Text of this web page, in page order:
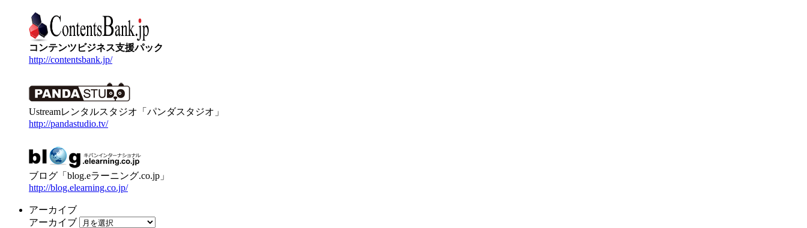
コンテンツビジネス支援パック
http://contentsbank.jp/
Ustreamレンタルスタジオ「パンダスタジオ」
http://pandastudio.tv/
ブログ「blog.eラーニング.co.jp」
http://blog.elearning.co.jp/
アーカイブ
アーカイブ